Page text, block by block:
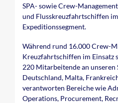
SPA- sowie Crew-
und Flusskreuzfahrtschiffen
Expeditionssegment.
Während rund 16.000 Crew-
Kreuzfahrtschiffen im Einsatz
220 Mitarbeitende an unseren
Deutschland, Malta,
verantworten Bereiche wie
Operations, Procurement,